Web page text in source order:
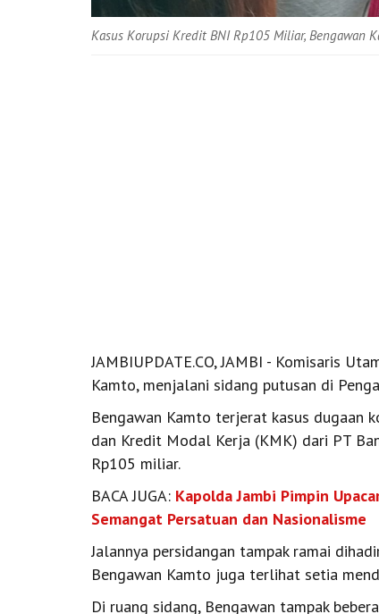
Kasus Korupsi Kredit BNI Rp105 Miliar, Bengawan
JAMBIUPDATE.CO, JAMBI - Komisaris
Kamto, menjalani sidang putusan di
Bengawan Kamto terjerat kasus dugaan
dan Kredit Modal Kerja (KMK) dari PT
Rp105 miliar.
BACA JUGA: Kapolda Jambi Pimpin
Semangat Persatuan dan Nasionalisme
Jalannya persidangan tampak ramai
Bengawan Kamto juga terlihat setia
Di ruang sidang, Bengawan tampak